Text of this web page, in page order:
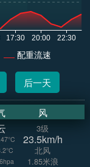
配重流速
后一天
风
3级
23.5km/h
北风
1.85米浪